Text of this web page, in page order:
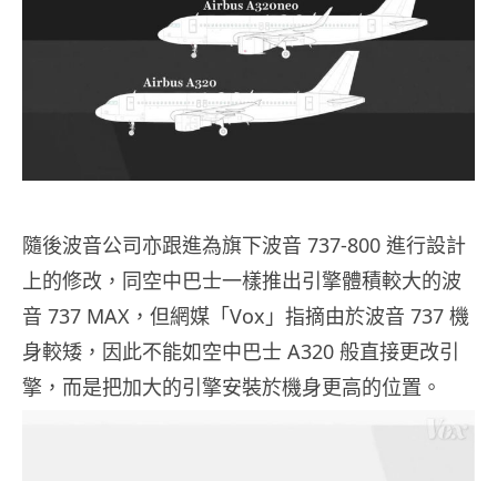
隨後波音公司亦跟進為旗下波音 737-800 進行設計
上的修改，同空中巴士一樣推出引擎體積較大的波
音 737 MAX，但網媒「Vox」指摘由於波音 737 機
身較矮，因此不能如空中巴士 A320 般直接更改引
擎，而是把加大的引擎安裝於機身更高的位置。